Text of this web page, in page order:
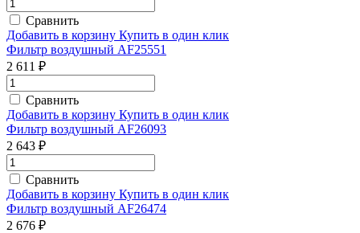
Сравнить
Добавить в корзину Купить в один клик
Фильтр воздушный AF25551
2 611 ₽
Сравнить
Добавить в корзину Купить в один клик
Фильтр воздушный AF26093
2 643 ₽
Сравнить
Добавить в корзину Купить в один клик
Фильтр воздушный AF26474
2 676 ₽